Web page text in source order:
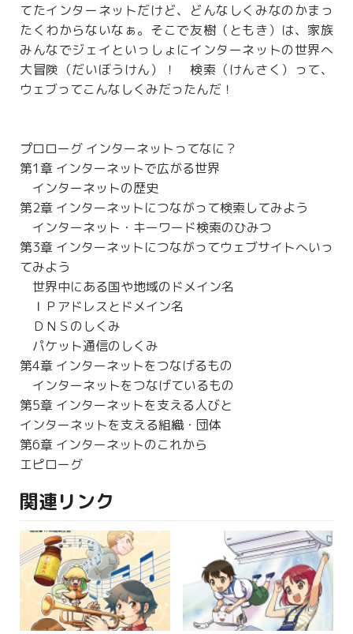
てたインターネットだけど、どんなしくみなのかまっ
たくわからないなぁ。そこで友樹（ともき）は、家族
みんなでジェイといっしょにインターネットの世界へ
大冒険（だいぼうけん）！ 検索（けんさく）って、
ウェブってこんなしくみだったんだ！
プロローグ インターネットってなに？
第1章 インターネットで広がる世界
インターネットの歴史
第2章 インターネットにつながって検索してみよう
インターネット・キーワード検索のひみつ
第3章 インターネットにつながってウェブサイトへいっ
てみよう
世界中にある国や地域のドメイン名
ＩＰアドレスとドメイン名
ＤＮＳのしくみ
パケット通信のしくみ
第4章 インターネットをつなげるもの
インターネットをつなげているもの
第5章 インターネットを支える人びと
インターネットを支える組織・団体
第6章 インターネットのこれから
エピローグ
関連リンク